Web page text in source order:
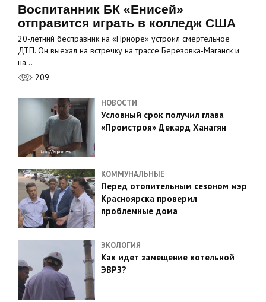
Воспитанник БК «Енисей»
отправится играть в колледж США
20-летний бесправник на «Приоре» устроил смертельное
ДТП. Он выехал на встречку на трассе Березовка-Маганск и
на…
209
НОВОСТИ
Условный срок получил глава
«Промстроя» Декард Ханагян
КОММУНАЛЬНЫЕ
Перед отопительным сезоном мэр
Красноярска проверил
проблемные дома
ЭКОЛОГИЯ
Как идет замещение котельной
ЭВРЗ?